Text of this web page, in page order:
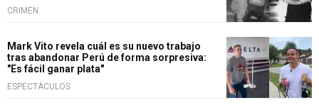
CRIMEN
Mark Vito revela cuál es su nuevo trabajo
tras abandonar Perú de forma sorpresiva:
"Es fácil ganar plata"
ESPECTÁCULOS